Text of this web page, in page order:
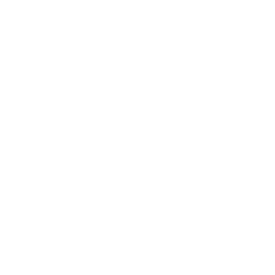
Tex Willerin loivat Italialaiset sarjakuvantekijät
pokkarimuotoiseksi jo 60-luvulla. Suomeen
Tätä ennen Tex ehti ilmestyä liuskalehtenä
Tex Willerin kultakauden seikkailuihin pääsee
Tex Willerin uudet seikkalut toteutaan
suosikkitekijät saavat jatkuvasti rinnalleen uusia
Mauro Boselli, Tito Faraci, Pasquale Ruju, Fabio